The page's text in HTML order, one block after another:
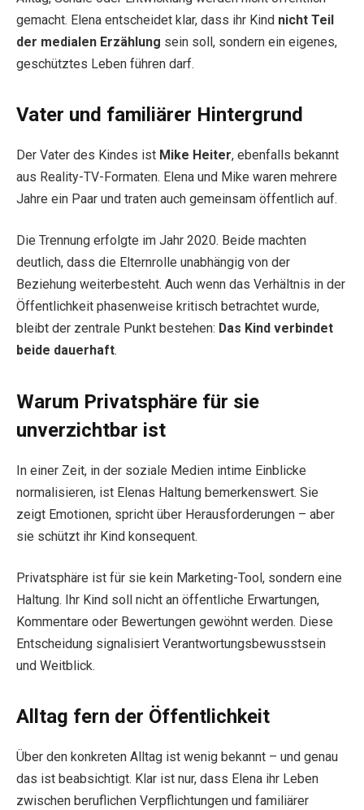
gemacht. Elena entscheidet klar, dass ihr Kind nicht Teil
der medialen Erzählung sein soll, sondern ein eigenes,
geschütztes Leben führen darf.
Vater und familiärer Hintergrund
Der Vater des Kindes ist Mike Heiter, ebenfalls bekannt
aus Reality-TV-Formaten. Elena und Mike waren mehrere
Jahre ein Paar und traten auch gemeinsam öffentlich auf.
Die Trennung erfolgte im Jahr 2020. Beide machten
deutlich, dass die Elternrolle unabhängig von der
Beziehung weiterbesteht. Auch wenn das Verhältnis in der
Öffentlichkeit phasenweise kritisch betrachtet wurde,
bleibt der zentrale Punkt bestehen: Das Kind verbindet
beide dauerhaft.
Warum Privatsphäre für sie
unverzichtbar ist
In einer Zeit, in der soziale Medien intime Einblicke
normalisieren, ist Elenas Haltung bemerkenswert. Sie
zeigt Emotionen, spricht über Herausforderungen – aber
sie schützt ihr Kind konsequent.
Privatsphäre ist für sie kein Marketing-Tool, sondern eine
Haltung. Ihr Kind soll nicht an öffentliche Erwartungen,
Kommentare oder Bewertungen gewöhnt werden. Diese
Entscheidung signalisiert Verantwortungsbewusstsein
und Weitblick.
Alltag fern der Öffentlichkeit
Über den konkreten Alltag ist wenig bekannt – und genau
das ist beabsichtigt. Klar ist nur, dass Elena ihr Leben
zwischen beruflichen Verpflichtungen und familiärer